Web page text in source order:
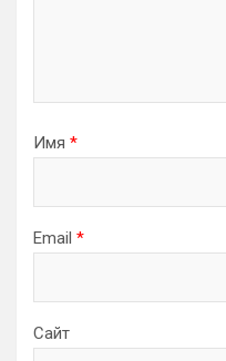
Имя *
Email *
Сайт